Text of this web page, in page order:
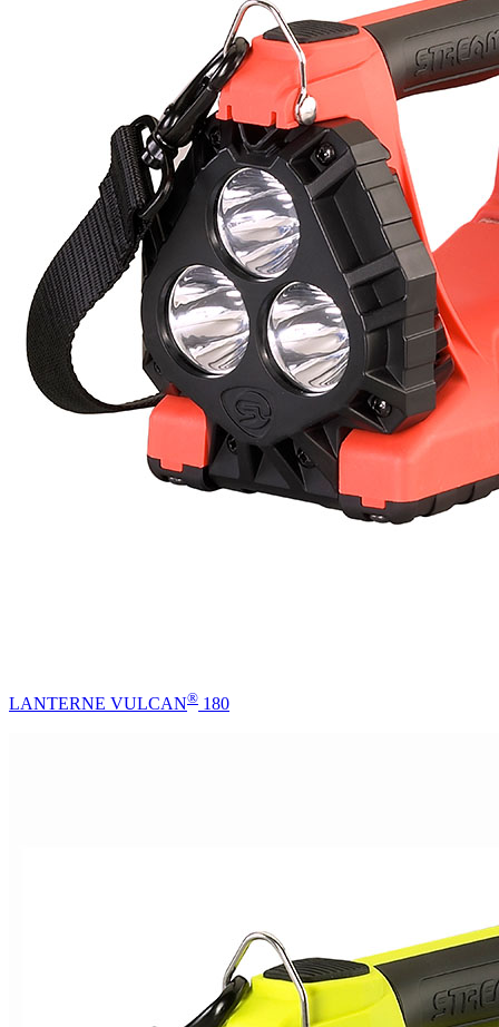
LANTERNE VULCAN® 180